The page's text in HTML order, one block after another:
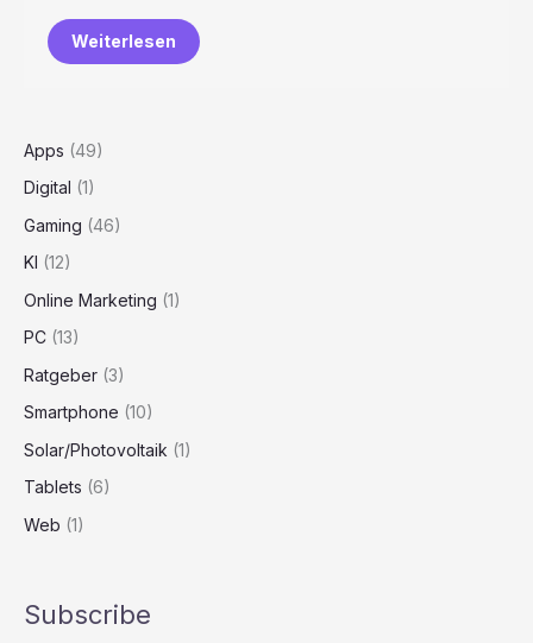
Weiterlesen
Apps (49)
Digital (1)
Gaming (46)
KI (12)
Online Marketing (1)
PC (13)
Ratgeber (3)
Smartphone (10)
Solar/Photovoltaik (1)
Tablets (6)
Web (1)
Subscribe